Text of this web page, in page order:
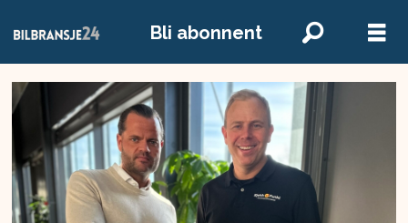
Bli abonnent
Emne:
digital
servicebook